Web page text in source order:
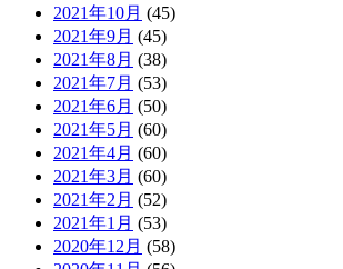
2021年10月 (45)
2021年9月 (45)
2021年8月 (38)
2021年7月 (53)
2021年6月 (50)
2021年5月 (60)
2021年4月 (60)
2021年3月 (60)
2021年2月 (52)
2021年1月 (53)
2020年12月 (58)